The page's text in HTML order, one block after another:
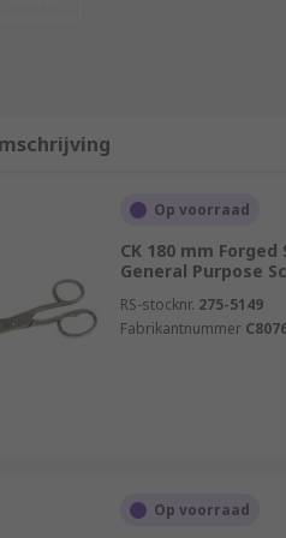
Kevlar and other tough
a sharp cutting edge
at home or office. Used
such as textiles,
applications include
Op voorraad
CK 180 mm Forged
General Purpose
RS-stocknr. 275-5149
Fabrikantnummer
Op voorraad